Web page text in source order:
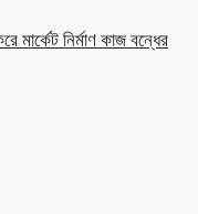
মার্কেট নির্মাণ কাজ বন্ধের